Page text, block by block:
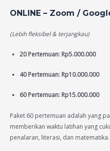
ONLINE – Zoom /
(Lebih fleksibel & terjangkau)
20 Pertemuan: Rp5.000.000
40 Pertemuan: Rp10.000.000
60 Pertemuan: Rp15.000.000
Paket 60 pertemuan adalah yang
memberikan waktu latihan yang
penalaran, literasi, dan matematika.